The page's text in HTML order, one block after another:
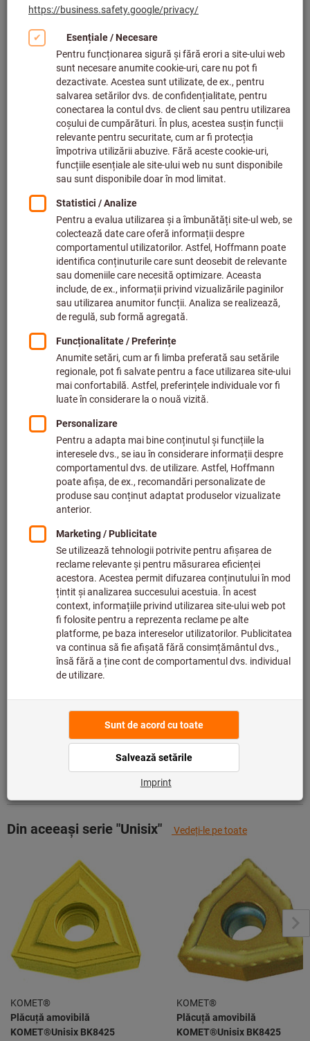
Faceți clic pentru a mări imaginea
Preț per 1 buc.
plus cost livrare
Prețuri individuale pentru clienții de afaceri după
conectare.
Termen de livrare estimat: 2-3 săptămâni
Vă rugăm să țineți cont de termenul de livrare și de
recomandări:
Comandăm acest articol pentru dvs. direct de la
producător, deoarece nu face parte din gama noastră
principală și, prin urmare, nu este în stocul nostru.Info
Detalii despre produs
Din aceeași serie "Unisix" Vedeţi-le pe toate
KOMET®
Plăcuță amovibilă
KOMET®Unisix BK8425
KOMET®
Plăcuță amovibilă
KOMET®Unisix BK8425